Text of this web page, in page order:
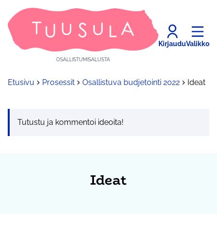
OSALLISTUMISALUSTA
KirjauduValikko
Etusivu Prosessit Osallistuva budjetointi 2022 Ideat
Tutustu ja kommentoi ideoita!
Ideat